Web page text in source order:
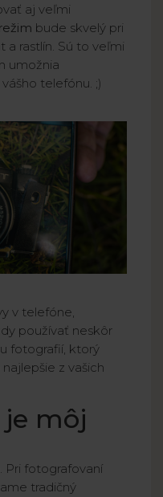
aj veľmi
bude skvelý pri
a rastlín. Sú to veľmi
umožnia
telefónu. ;)
v telefóne,
používať neskôr
fotografií, ktorý
z vašich
je môj
Pri fotografovaní
tradičný